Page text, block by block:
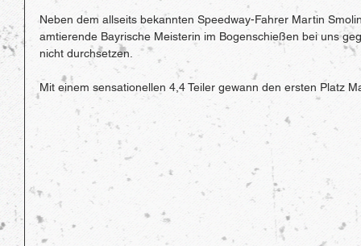
Neben dem allseits bekannten Speedway-Fahrer Martin
amtierende Bayrische Meisterin im Bogenschießen bei uns
nicht durchsetzen.
Mit einem sensationellen 4,4 Teiler gewann den ersten Platz